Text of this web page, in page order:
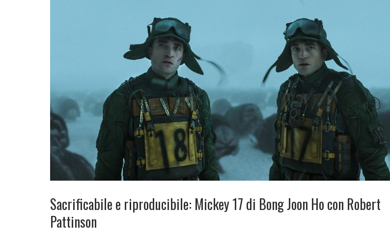
Sacrificabile e riproducibile: Mickey 17 di Bong Joon Ho con Robert
Pattinson